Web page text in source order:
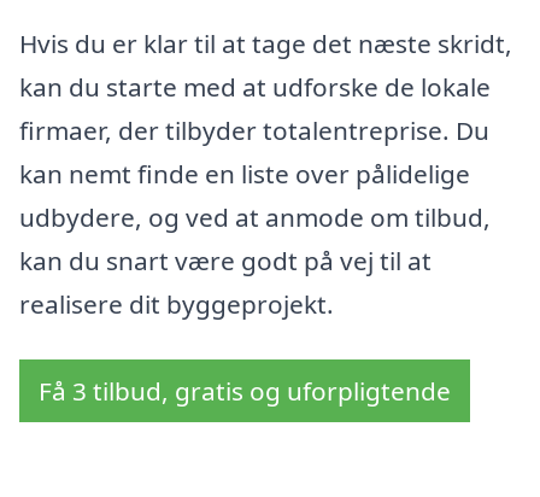
Hvis du er klar til at tage det næste skridt,
kan du starte med at udforske de lokale
firmaer, der tilbyder totalentreprise. Du
kan nemt finde en liste over pålidelige
udbydere, og ved at anmode om tilbud,
kan du snart være godt på vej til at
realisere dit byggeprojekt.
Få 3 tilbud, gratis og uforpligtende